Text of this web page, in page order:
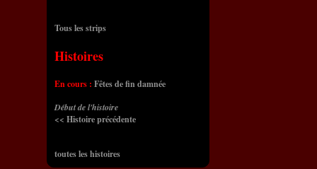
Tous les strips
Histoires
En cours : Fêtes de fin damnée
Début de l'histoire
<< Histoire précédente
toutes les histoires